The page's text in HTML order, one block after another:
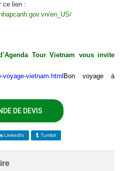
ce lien :
en_US/
Tour Vietnam vous invite
voyage-vietnam.html Bon voyage à
DE DEVIS
LinkedIn Tumblr